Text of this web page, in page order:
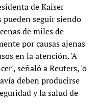
de Kaiser
seguir siendo
de miles de
por causas ajenas
en la atención. 'A
señaló a Reuters, 'o
deben producirse
y la salud de